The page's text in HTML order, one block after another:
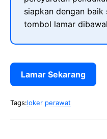
siapkan dengan baik
tombol lamar
Lamar Sekarang
Tags:loker perawat